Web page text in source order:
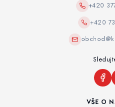
VŠE O
+420
+420